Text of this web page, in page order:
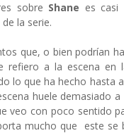
sobre Shane es casi
la serie.
que, o bien podrían
refiero a la escena en
lo que ha hecho hasta
huele demasiado
veo con poco sentido
mucho que este se